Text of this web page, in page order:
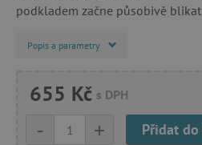
podkladem začne působivě
Popis a parametry
655 Kč s DPH
+
- Přidat